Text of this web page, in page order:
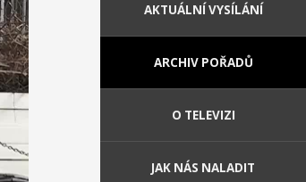
AKTUÁLNÍ VYSÍLÁNÍ
ARCHIV POŘADŮ
O TELEVIZI
JAK NÁS NALADIT